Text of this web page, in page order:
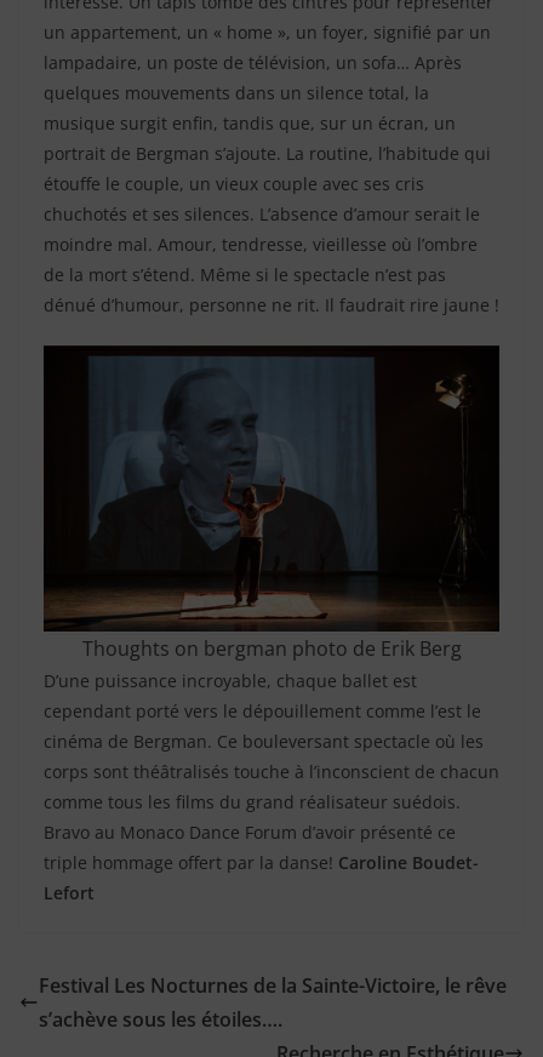
un appartement, un « home », un foyer, signifié par un
lampadaire, un poste de télévision, un sofa… Après
quelques mouvements dans un silence total, la
musique surgit enfin, tandis que, sur un écran, un
portrait de Bergman s’ajoute. La routine, l’habitude qui
étouffe le couple, un vieux couple avec ses cris
chuchotés et ses silences. L’absence d’amour serait le
moindre mal. Amour, tendresse, vieillesse où l’ombre
de la mort s’étend. Même si le spectacle n’est pas
dénué d’humour, personne ne rit. Il faudrait rire jaune !
Thoughts on bergman photo de Erik Berg
D’une puissance incroyable, chaque ballet est
cependant porté vers le dépouillement comme l’est le
cinéma de Bergman. Ce bouleversant spectacle où les
corps sont théâtralisés touche à l’inconscient de chacun
comme tous les films du grand réalisateur suédois.
Bravo au Monaco Dance Forum d’avoir présenté ce
triple hommage offert par la danse! Caroline Boudet-
Lefort
Festival Les Nocturnes de la Sainte-Victoire, le rêve
s’achève sous les étoiles….